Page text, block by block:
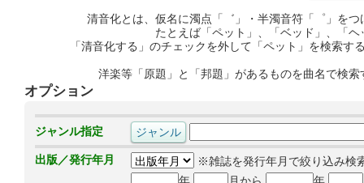
清音化とは、仮名に濁点「゛」・半濁音符「゜」を
たとえば「ペット」、「ベッド」、「
「清音化する」のチェックを外して「ペット」を検索
洋楽等「原題」と「邦題」があるものを曲名で検
オプション
ジャンル指定
出版／発行年月
※雑誌を発行年月で絞り込み検
年
月から 年